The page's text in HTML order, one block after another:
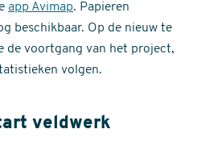
app Avimap. Papieren
beschikbaar. Op de nieuw te
de voortgang van het project,
volgen.
veldwerk